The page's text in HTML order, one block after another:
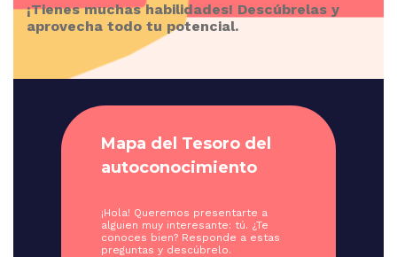
¡Tienes muchas habilidades! Descúbrelas y
aprovecha todo tu potencial.
Mapa del Tesoro del
autoconocimiento
¡Hola! Queremos presentarte a
alguien muy interesante: tú. ¿Te
conoces bien? Responde a estas
preguntas y descúbrelo.